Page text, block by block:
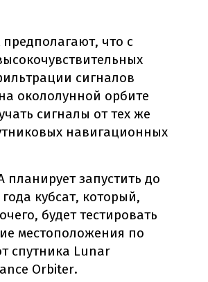
предполагают, что с
сигналов
окололунной орбите
сигналы от тех же
навигационных
планирует запустить до
кубсат, который,
будет тестировать
местоположения по
спутника Lunar
Orbiter.